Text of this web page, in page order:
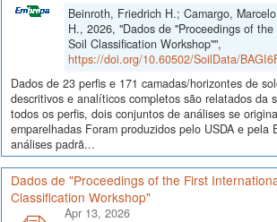
Beinroth, Friedrich H.; Camargo,
H., 2026, "Dados de "Proceedings of
Soil Classification Workshop"",
https://doi.org/10.60502/SoilData/
Dados de 23 perfis e 171 camadas/horizontes de
descritivos e analíticos completos são relatados da
todos os perfis, dois conjuntos de análises se
emparelhadas Foram produzidos pelo USDA e pela
análises padrã...
Dados de "Proceedings of the First
Classification Workshop"
Apr 13, 2026